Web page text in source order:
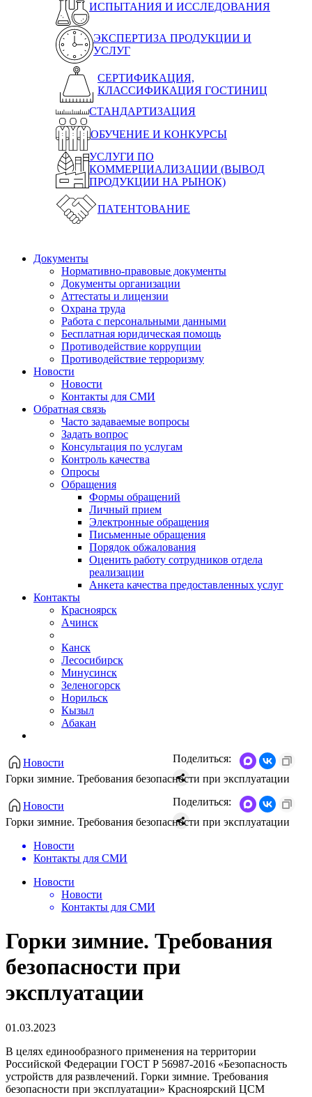
ИСПЫТАНИЯ И ИССЛЕДОВАНИЯ
ЭКСПЕРТИЗА ПРОДУКЦИИ И
УСЛУГ
СЕРТИФИКАЦИЯ,
КЛАССИФИКАЦИЯ ГОСТИНИЦ
СТАНДАРТИЗАЦИЯ
ОБУЧЕНИЕ И КОНКУРСЫ
УСЛУГИ ПО
КОММЕРЦИАЛИЗАЦИИ (ВЫВОД
ПРОДУКЦИИ НА РЫНОК)
ПАТЕНТОВАНИЕ
Документы
Нормативно-правовые документы
Документы организации
Аттестаты и лицензии
Охрана труда
Работа с персональными данными
Бесплатная юридическая помощь
Противодействие коррупции
Противодействие терроризму
Новости
Новости
Контакты для СМИ
Обратная связь
Часто задаваемые вопросы
Задать вопрос
Консультация по услугам
Контроль качества
Опросы
Обращения
Формы обращений
Личный прием
Электронные обращения
Письменные обращения
Порядок обжалования
Оценить работу сотрудников отдела
реализации
Анкета качества предоставленных услуг
Контакты
Красноярск
Ачинск
Канск
Лесосибирск
Минусинск
Зеленогорск
Норильск
Кызыл
Абакан
Новости
Горки зимние. Требования безопасности при эксплуатации
Поделиться:
Новости
Горки зимние. Требования безопасности при эксплуатации
Поделиться:
Новости
Контакты для СМИ
Новости
Новости
Контакты для СМИ
Горки зимние. Требования
безопасности при
эксплуатации
01.03.2023
В целях единообразного применения на территории
Российской Федерации ГОСТ Р 56987-2016 «Безопасность
устройств для развлечений. Горки зимние. Требования
безопасности при эксплуатации» Красноярский ЦСМ